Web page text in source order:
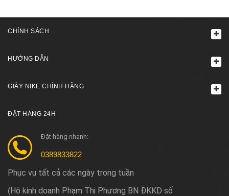
CHÍNH SÁCH
HƯỚNG DẪN
GIÀY NIKE CHÍNH HÃNG
ĐẶT HÀNG 24H
Đặt hàng nhanh:
0389833822
Phục vụ tất cả các ngày trong tuần
(Hộ kinh doanh Phạm Thị Phương BN ĐKKD số